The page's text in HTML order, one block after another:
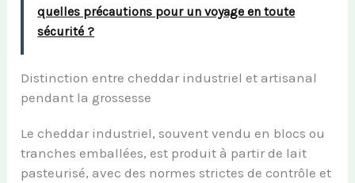
quelles précautions pour un voyage en toute
sécurité ?
Distinction entre cheddar industriel et artisanal
pendant la grossesse
Le cheddar industriel, souvent vendu en blocs ou
tranches emballées, est produit à partir de lait
pasteurisé, avec des normes strictes de contrôle et